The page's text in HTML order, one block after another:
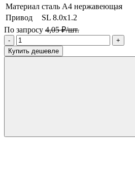
Материал сталь A4 нержавеющая
Привод
SL 8.0х1.2
По запросу 4,05 ₽/шт.
-
+
Купить дешевле